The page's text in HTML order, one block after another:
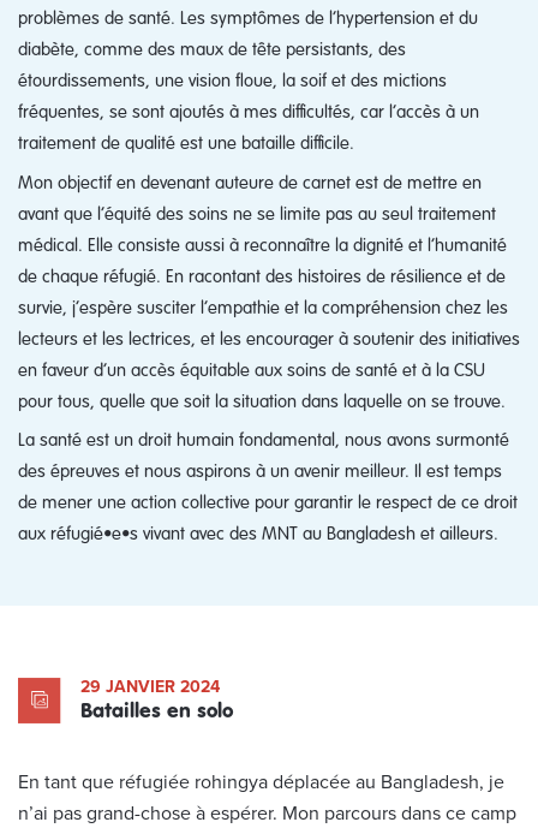
problèmes de santé. Les symptômes de l’hypertension et du
diabète, comme des maux de tête persistants, des
étourdissements, une vision floue, la soif et des mictions
fréquentes, se sont ajoutés à mes difficultés, car l’accès à un
traitement de qualité est une bataille difficile.
Mon objectif en devenant auteure de carnet est de mettre en
avant que l’équité des soins ne se limite pas au seul traitement
médical. Elle consiste aussi à reconnaître la dignité et l’humanité
de chaque réfugié. En racontant des histoires de résilience et de
survie, j’espère susciter l’empathie et la compréhension chez les
lecteurs et les lectrices, et les encourager à soutenir des initiatives
en faveur d’un accès équitable aux soins de santé et à la CSU
pour tous, quelle que soit la situation dans laquelle on se trouve.
La santé est un droit humain fondamental, nous avons surmonté
des épreuves et nous aspirons à un avenir meilleur. Il est temps
de mener une action collective pour garantir le respect de ce droit
aux réfugié•e•s vivant avec des MNT au Bangladesh et ailleurs.
29 JANVIER 2024
Batailles en solo
En tant que réfugiée rohingya déplacée au Bangladesh, je
n’ai pas grand-chose à espérer. Mon parcours dans ce camp